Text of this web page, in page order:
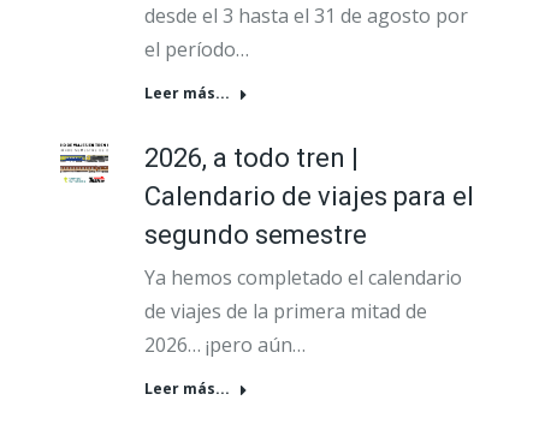
desde el 3 hasta el 31 de agosto por
el período…
Leer más...
2026, a todo tren |
Calendario de viajes para el
segundo semestre
Ya hemos completado el calendario
de viajes de la primera mitad de
2026… ¡pero aún…
Leer más...